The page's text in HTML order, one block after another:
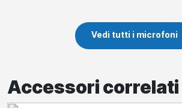
Vedi tutti i microfoni
Accessori correlati